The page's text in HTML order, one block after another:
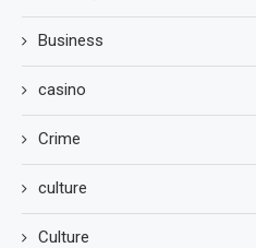
Business
casino
Crime
culture
Culture